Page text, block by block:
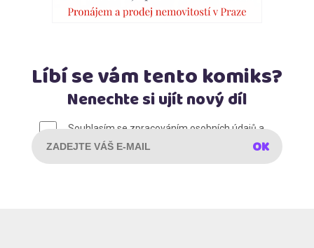
Líbí se vám tento komiks?
Nenechte si ujít nový díl
E-mail*Souhlasím se zpracováním osobních údajů a
zasíláním obchodních sdělení (